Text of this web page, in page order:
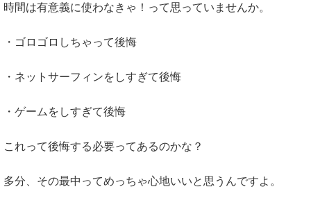
時間は有意義に使わなきゃ！って思っていませんか。
・ゴロゴロしちゃって後悔
・ネットサーフィンをしすぎて後悔
・ゲームをしすぎて後悔
これって後悔する必要ってあるのかな？
多分、その最中ってめっちゃ心地いいと思うんですよ。